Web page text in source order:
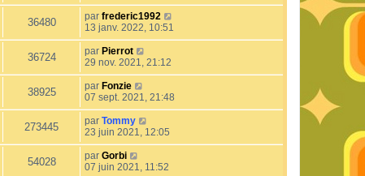
36480 par frederic1992
13 janv. 2022, 10:51
36724 par Pierrot
29 nov. 2021, 21:12
38925 par Fonzie
07 sept. 2021, 21:48
273445 par Tommy
23 juin 2021, 12:05
54028 par Gorbi
07 juin 2021, 11:52